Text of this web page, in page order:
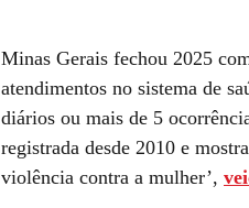
Minas Gerais fechou 2025
atendimentos no sistema de
diários ou mais de 5
registrada desde 2010 e
violência contra a mulher’,